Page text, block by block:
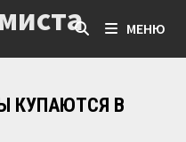
МЕНЮ
КУПАЮТСЯ В